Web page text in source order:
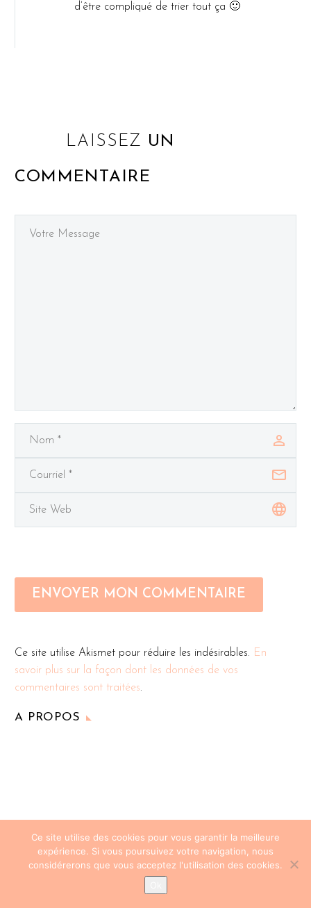
d’être compliqué de trier tout ça 🙂
LAISSEZ UN
COMMENTAIRE
ENVOYER MON COMMENTAIRE
Ce site utilise Akismet pour réduire les indésirables. En
savoir plus sur la façon dont les données de vos
commentaires sont traitées.
A PROPOS
Ce site utilise des cookies pour vous garantir la meilleure
expérience. Si vous poursuivez votre navigation, nous
considérerons que vous acceptez l'utilisation des cookies.